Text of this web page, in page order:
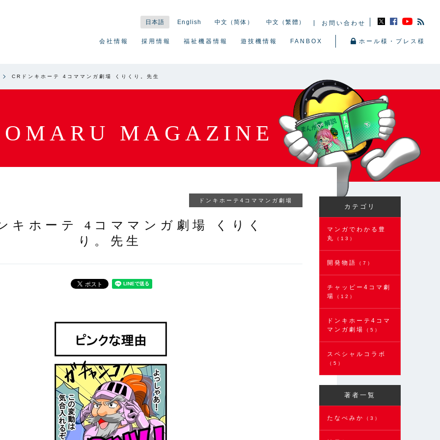
日本語 English 中文（简体） 中文（繁體） お問い合わせ
会社情報 採用情報 福祉機器情報 遊技機情報 FANBOX ホール様・プレス様
CRドンキホーテ 4コママンガ劇場 くりくり。先生
MAGAZINE
カテゴリ
マンガでわかる豊
丸
（13）
開発物語 （7）
チャッピー4コマ劇
場
（12）
ドンキホーテ4コマ
マンガ劇場
（5）
スペシャルコラボ
（5）
著者一覧
たなべみか （3）
ドンキホーテ4コママンガ劇場
キホーテ 4コママンガ劇場 くりく
り。先生